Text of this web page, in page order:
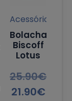
Acessórios
Bolachas
Biscoff
Lotus
25.90€
21.90€